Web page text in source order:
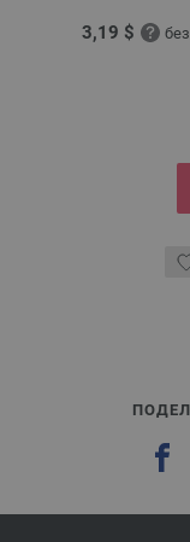
3,19 $